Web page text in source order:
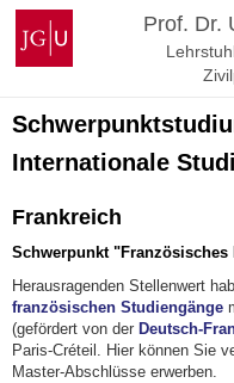
Zum
Inhalt
springen
Johannes
Gutenberg-
Universität
Prof. Dr.
Internationale
Frankreich
Schwerpunkt "Französisches
Herausragenden Stellenwert
französischen Studiengänge
(gefördert von der Deutsch-
Paris-Créteil. Hier können Sie
Master-Abschlüsse erwerben.